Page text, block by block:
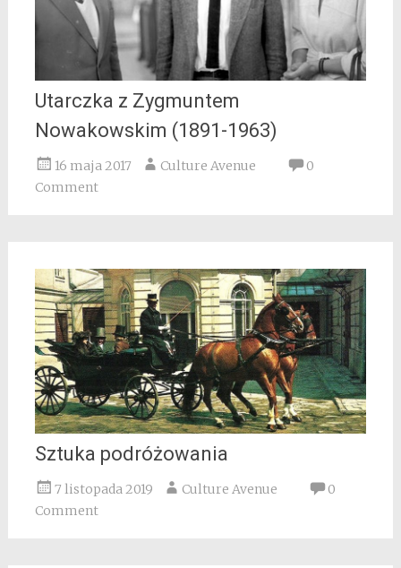
Utarczka z Zygmuntem
Nowakowskim (1891-1963)
16 maja 2017 Culture Avenue
0
Comment
Sztuka podróżowania
7 listopada 2019 Culture Avenue
0
Comment